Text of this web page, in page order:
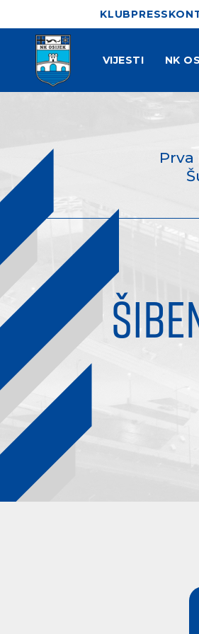
KLUBPRESS
VIJESTI NK